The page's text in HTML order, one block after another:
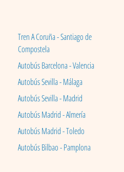
Tren A Coruña - Santiago de
Compostela
Autobús Barcelona - Valencia
Autobús Sevilla - Málaga
Autobús Sevilla - Madrid
Autobús Madrid - Almería
Autobús Madrid - Toledo
Autobús Bilbao - Pamplona